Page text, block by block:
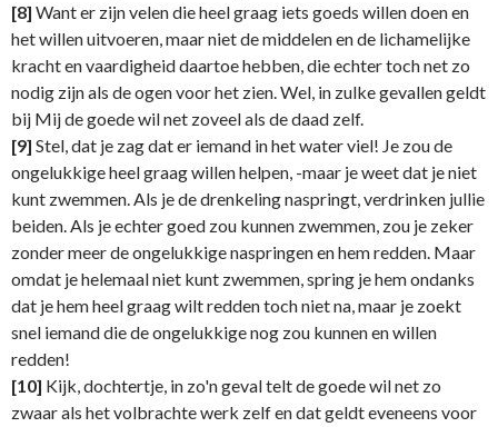
[8] Want er zijn velen die heel graag iets goeds willen doen en
het willen uitvoeren, maar niet de middelen en de lichamelijke
kracht en vaardigheid daartoe hebben, die echter toch net zo
nodig zijn als de ogen voor het zien. Wel, in zulke gevallen geldt
bij Mij de goede wil net zoveel als de daad zelf.
[9] Stel, dat je zag dat er iemand in het water viel! Je zou de
ongelukkige heel graag willen helpen, -maar je weet dat je niet
kunt zwemmen. Als je de drenkeling naspringt, verdrinken jullie
beiden. Als je echter goed zou kunnen zwemmen, zou je zeker
zonder meer de ongelukkige naspringen en hem redden. Maar
omdat je helemaal niet kunt zwemmen, spring je hem ondanks
dat je hem heel graag wilt redden toch niet na, maar je zoekt
snel iemand die de ongelukkige nog zou kunnen en willen
redden!
[10] Kijk, dochtertje, in zo'n geval telt de goede wil net zo
zwaar als het volbrachte werk zelf en dat geldt eveneens voor